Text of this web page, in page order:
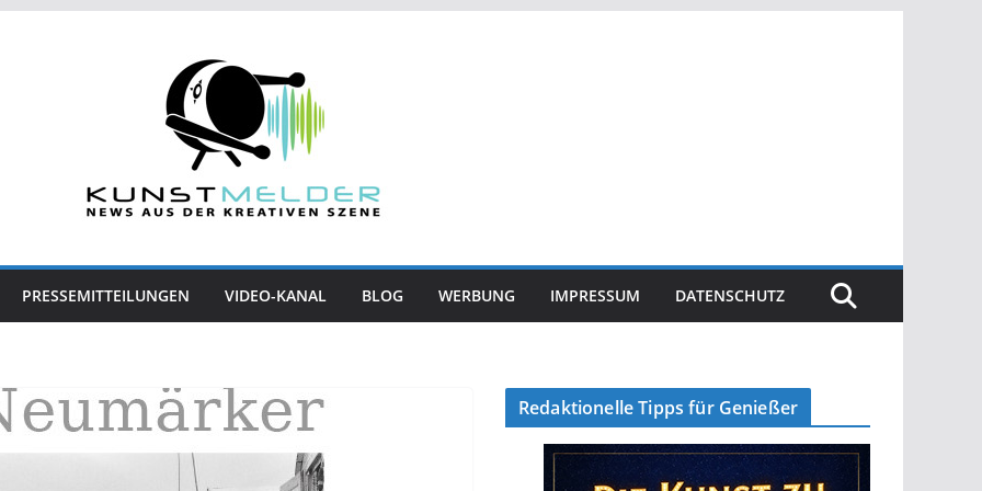
PRESSEMITTEILUNGEN VIDEO-KANAL BLOG WERBUNG IMPRESSUM DATENSCHUTZ
Redaktionelle Tipps für Genießer